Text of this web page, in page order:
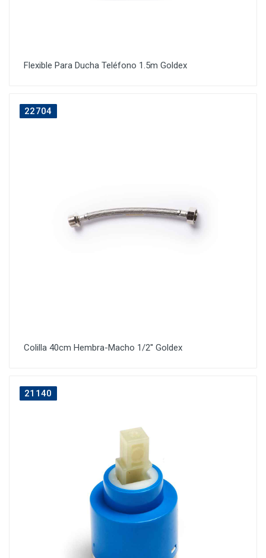
Flexible Para Ducha Teléfono 1.5m Goldex
22704
Colilla 40cm Hembra-Macho 1/2'' Goldex
21140